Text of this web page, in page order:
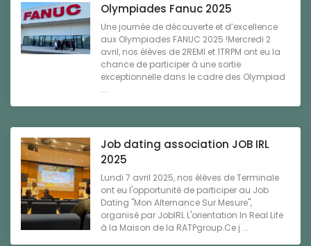
Olympiades Fanuc 2025
Une journée de découverte et d’excellence
aux Olympiades FANUC 2025 !Mercredi 2
avril, nos élèves de 2REMI et 1TRPM ont eu la
chance de participer à une sortie
exceptionnelle dans le cadre des Olympiad
...
Job dating association JOB IRL
2025
Lundi 7 avril 2025, nos élèves de Terminale
ont eu l'opportunité de participer au Job
Dating "Mon Alternance Sur Mesure",
organisé par JobIRL L'orientation In Real Life
à la Maison de la RATPgroup.Ce j ...